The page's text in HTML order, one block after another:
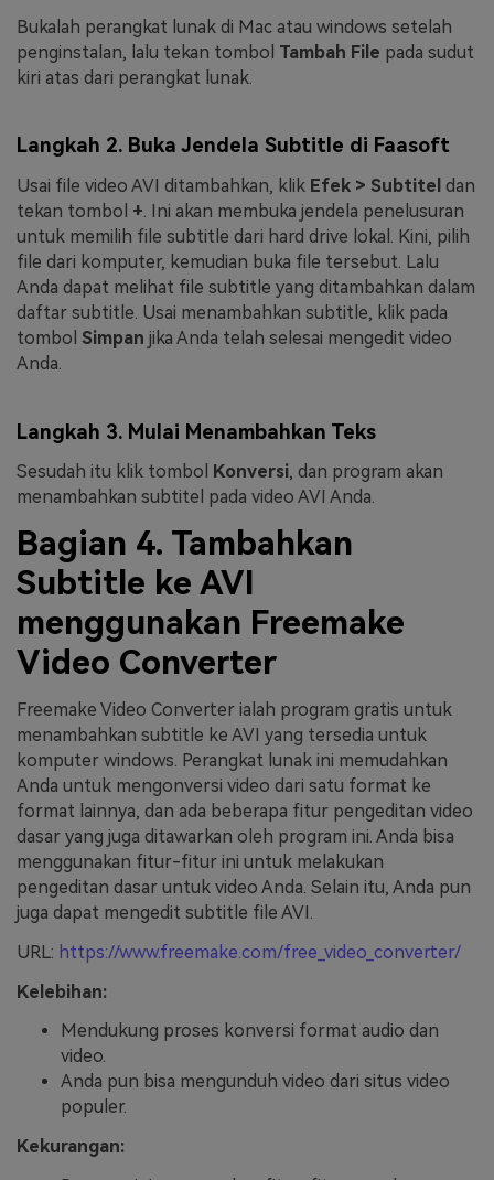
Bukalah perangkat lunak di Mac atau windows setelah
penginstalan, lalu tekan tombol Tambah File pada sudut
kiri atas dari perangkat lunak.
Langkah 2. Buka Jendela Subtitle di Faasoft
Usai file video AVI ditambahkan, klik Efek > Subtitel dan
tekan tombol +. Ini akan membuka jendela penelusuran
untuk memilih file subtitle dari hard drive lokal. Kini, pilih
file dari komputer, kemudian buka file tersebut. Lalu
Anda dapat melihat file subtitle yang ditambahkan dalam
daftar subtitle. Usai menambahkan subtitle, klik pada
tombol Simpan jika Anda telah selesai mengedit video
Anda.
Langkah 3. Mulai Menambahkan Teks
Sesudah itu klik tombol Konversi, dan program akan
menambahkan subtitel pada video AVI Anda.
Bagian 4. Tambahkan
Subtitle ke AVI
menggunakan Freemake
Video Converter
Freemake Video Converter ialah program gratis untuk
menambahkan subtitle ke AVI yang tersedia untuk
komputer windows. Perangkat lunak ini memudahkan
Anda untuk mengonversi video dari satu format ke
format lainnya, dan ada beberapa fitur pengeditan video
dasar yang juga ditawarkan oleh program ini. Anda bisa
menggunakan fitur-fitur ini untuk melakukan
pengeditan dasar untuk video Anda. Selain itu, Anda pun
juga dapat mengedit subtitle file AVI.
URL: https://www.freemake.com/free_video_converter/
Kelebihan:
Mendukung proses konversi format audio dan
video.
Anda pun bisa mengunduh video dari situs video
populer.
Kekurangan: